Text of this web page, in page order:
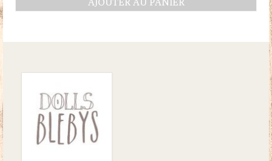
AJOUTER AU PANIER